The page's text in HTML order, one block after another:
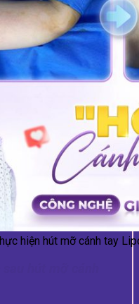
hiện hút mỡ cánh tay